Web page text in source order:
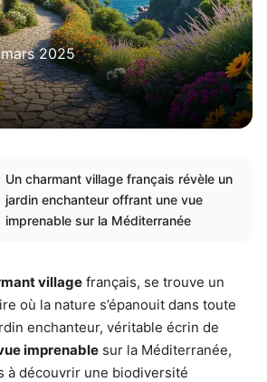
2025
Un charmant village français révèle un
jardin enchanteur offrant une vue
imprenable sur la Méditerranée
village français, se trouve un
où la nature s’épanouit dans toute
enchanteur, véritable écrin de
imprenable sur la Méditerranée,
à découvrir une biodiversité